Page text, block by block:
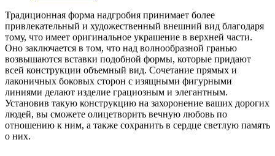
Традиционная форма надгробия принимает более
привлекательный и художественный внешний вид благодаря
тому, что имеет оригинальное украшение в верхней части.
Оно заключается в том, что над волнообразной гранью
возвышаются вставки подобной формы, которые придают
всей конструкции объемный вид. Сочетание прямых и
лаконичных боковых сторон с изящными фигурными
линиями делают изделие грациозным и элегантным.
Установив такую конструкцию на захоронение ваших дорогих
людей, вы сможете олицетворить вечную любовь по
отношению к ним, а также сохранить в сердце светлую память
о них.